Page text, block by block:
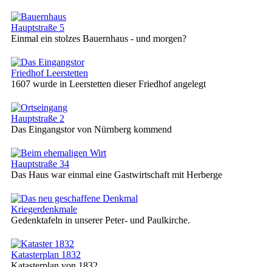
Hauptstraße 5
Einmal ein stolzes Bauernhaus - und morgen?
Friedhof Leerstetten
1607 wurde in Leerstetten dieser Friedhof angelegt
Hauptstraße 2
Das Eingangstor von Nürnberg kommend
Hauptstraße 34
Das Haus war einmal eine Gastwirtschaft mit Herberge
Kriegerdenkmale
Gedenktafeln in unserer Peter- und Paulkirche.
Katasterplan 1832